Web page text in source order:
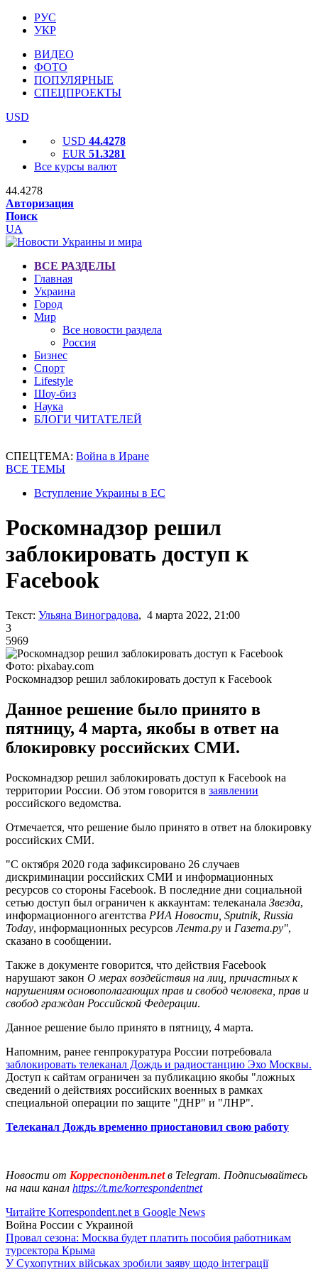
РУС
УКР
ВИДЕО
ФОТО
ПОПУЛЯРНЫЕ
СПЕЦПРОЕКТЫ
USD
USD 44.4278
EUR 51.3281
Все курсы валют
44.4278
Авторизация
Поиск
UA
ВСЕ РАЗДЕЛЫ
Главная
Украина
Город
Мир
Все новости раздела
Россия
Бизнес
Спорт
Lifestyle
Шоу-биз
Наука
БЛОГИ ЧИТАТЕЛЕЙ
СПЕЦТЕМА: Война в Иране
ВСЕ ТЕМЫ
Вступление Украины в ЕС
Роскомнадзор решил
заблокировать доступ к
Facebook
Текст: Ульяна Виноградова, 4 марта 2022, 21:00
3
5969
Фото: pixabay.com
Роскомнадзор решил заблокировать доступ к Facebook
Данное решение было принято в
пятницу, 4 марта, якобы в ответ на
блокировку российских СМИ.
Роскомнадзор решил заблокировать доступ к Facebook на
территории России. Об этом говорится в заявлении
российского ведомства.
Отмечается, что решение было принято в ответ на блокировку
российских СМИ.
"С октября 2020 года зафиксировано 26 случаев
дискриминации российских СМИ и информационных
ресурсов со стороны Facebook. В последние дни социальной
сетью доступ был ограничен к аккаунтам: телеканала Звезда,
информационного агентства РИА Новости, Sputnik, Russia
Today, информационных ресурсовЛента.ру и Газета.ру",
сказано в сообщении.
Также в документе говорится, что действия Facebook
нарушают закон О мерах воздействия на лиц, причастных к
нарушениям основополагающих прав и свобод человека, прав и
свобод граждан Российской Федерации.
Данное решение было принято в пятницу, 4 марта.
Напомним, ранее генпрокуратура России потребовала
заблокировать телеканал Дождь и радиостанцию Эхо Москвы.
Доступ к сайтам ограничен за публикацию якобы "ложных
сведений о действиях российских военных в рамках
специальной операции по защите "ДНР" и "ЛНР".
Телеканал Дождь временно приостановил свою работу
Новости от Корреспондент.netв Telegram. Подписывайтесь
на наш канал https://t.me/korrespondentnet
Читайте Korrespondent.net в Google News
Война России с Украиной
Провал сезона: Москва будет платить пособия работникам
турсектора Крыма
У Сухопутних військах зробили заяву щодо інтеграції